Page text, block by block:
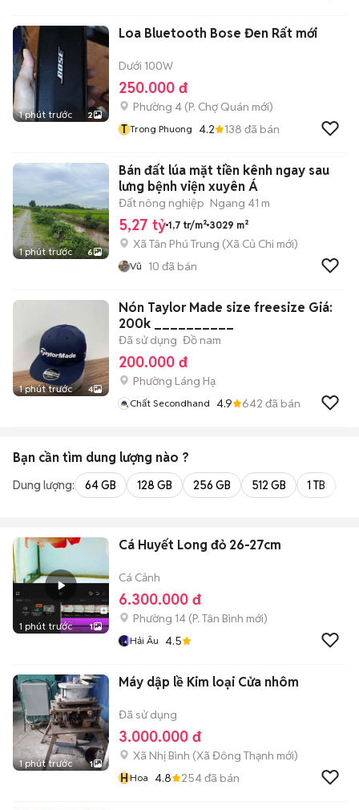
1 phút trước 2
Loa Bluetooth Bose Đen Rất mới
Dưới 100W
250.000 đ
Phường 4 (P. Chợ Quán mới)
T Trong Phuong 4.2 138 đã bán
1 phút trước 6
Bán đất lúa mặt tiền kênh ngay sau
lưng bệnh viện xuyên Á
Đất nông nghiệp Ngang 41 m
5,27 tỷ 1,7 tr/m² 3029 m²
Xã Tân Phú Trung (Xã Củ Chi mới)
Vũ 10 đã bán
1 phút trước 4
Nón Taylor Made size freesize Giá:
200k __________
Đã sử dụng Đồ nam
200.000 đ
Phường Láng Hạ
Chất Secondhand 4.9 642 đã bán
Bạn cần tìm dung lượng nào ?
Dung lượng: 64 GB 128 GB 256 GB 512 GB 1 TB
1 phút trước 1
Cá Huyết Long đỏ 26-27cm
Cá Cảnh
6.300.000 đ
Phường 14 (P. Tân Bình mới)
Hải Âu 4.5
1 phút trước 1
Máy dập lề Kim loại Cửa nhôm
Đã sử dụng
3.000.000 đ
Xã Nhị Bình (Xã Đông Thạnh mới)
HHoa 4.8 254đã bán